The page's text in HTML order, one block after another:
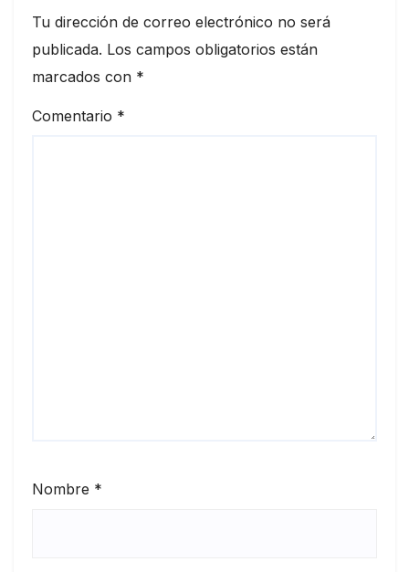
Tu dirección de correo electrónico no será
publicada. Los campos obligatorios están
marcados con *
Comentario *
Nombre *